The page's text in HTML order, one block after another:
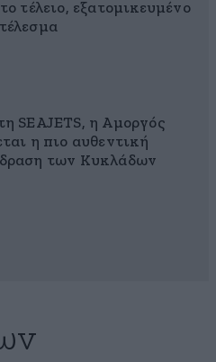
τέλειο, εξατομικευμένο
SEAJETS, η Αμοργός
η πιο αυθεντική
των Κυκλάδων